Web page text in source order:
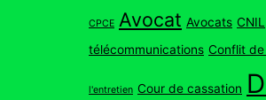
CPCE Avocat Avocats CNIL
télécommunications Conflit de
l'entretien Cour de cassation